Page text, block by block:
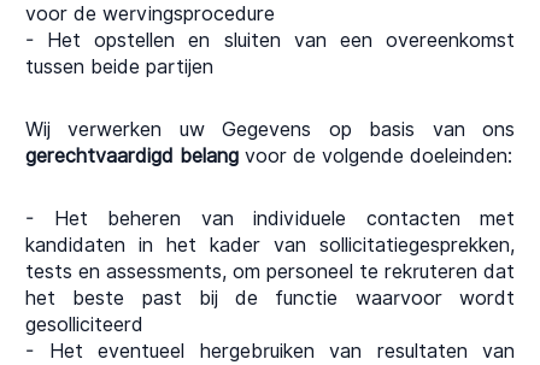
voor de wervingsprocedure
- Het opstellen en sluiten van een overeenkomst
tussen beide partijen
Wij verwerken uw Gegevens op basis van ons
gerechtvaardigd belang voor de volgende doeleinden:
- Het beheren van individuele contacten met
kandidaten in het kader van sollicitatiegesprekken,
tests en assessments, om personeel te rekruteren dat
het beste past bij de functie waarvoor wordt
gesolliciteerd
- Het eventueel hergebruiken van resultaten van